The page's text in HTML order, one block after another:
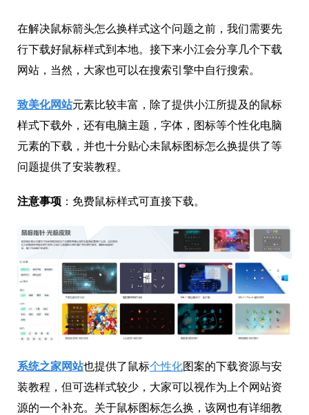
在解决鼠标箭头怎么换样式这个问题之前，我们需要先
行下载好鼠标样式到本地。接下来小江会分享几个下载
网站，当然，大家也可以在搜索引擎中自行搜索。
致美化网站元素比较丰富，除了提供小江所提及的鼠标
样式下载外，还有电脑主题，字体，图标等个性化电脑
元素的下载，并也十分贴心未鼠标图标怎么换提供了等
问题提供了安装教程。
注意事项 ：免费鼠标样式可直接下载。
系统之家网站也提供了鼠标个性化图案的下载资源与安
装教程，但可选样式较少，大家可以视作为上个网站资
源的一个补充。关于鼠标图标怎么换，该网也有详细教